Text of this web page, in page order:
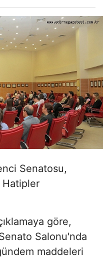
Senatosu,
Hatipler
göre,
Salonu'nda
maddeleri